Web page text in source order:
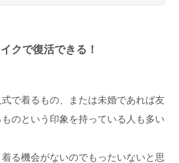
クで復活できる！
で着るもの、または未婚であれば友
のという印象を持っている人も多い
る機会がないのでもったいないと思